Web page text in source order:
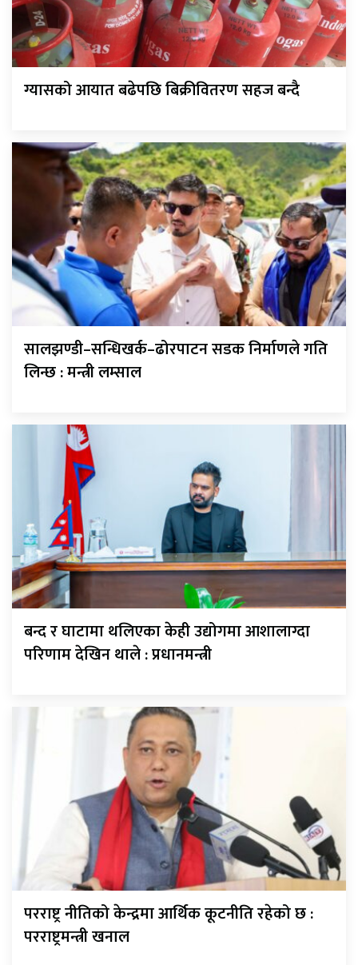
ग्यासको आयात बढेपछि बिक्रीवितरण सहज बन्दै
सालझण्डी–सन्धिखर्क–ढोरपाटन सडक निर्माणले गति
लिन्छ : मन्त्री लम्साल
बन्द र घाटामा थलिएका केही उद्योगमा आशालाग्दा
परिणाम देखिन थाले : प्रधानमन्त्री
परराष्ट्र नीतिको केन्द्रमा आर्थिक कूटनीति रहेको छ :
परराष्ट्रमन्त्री खनाल